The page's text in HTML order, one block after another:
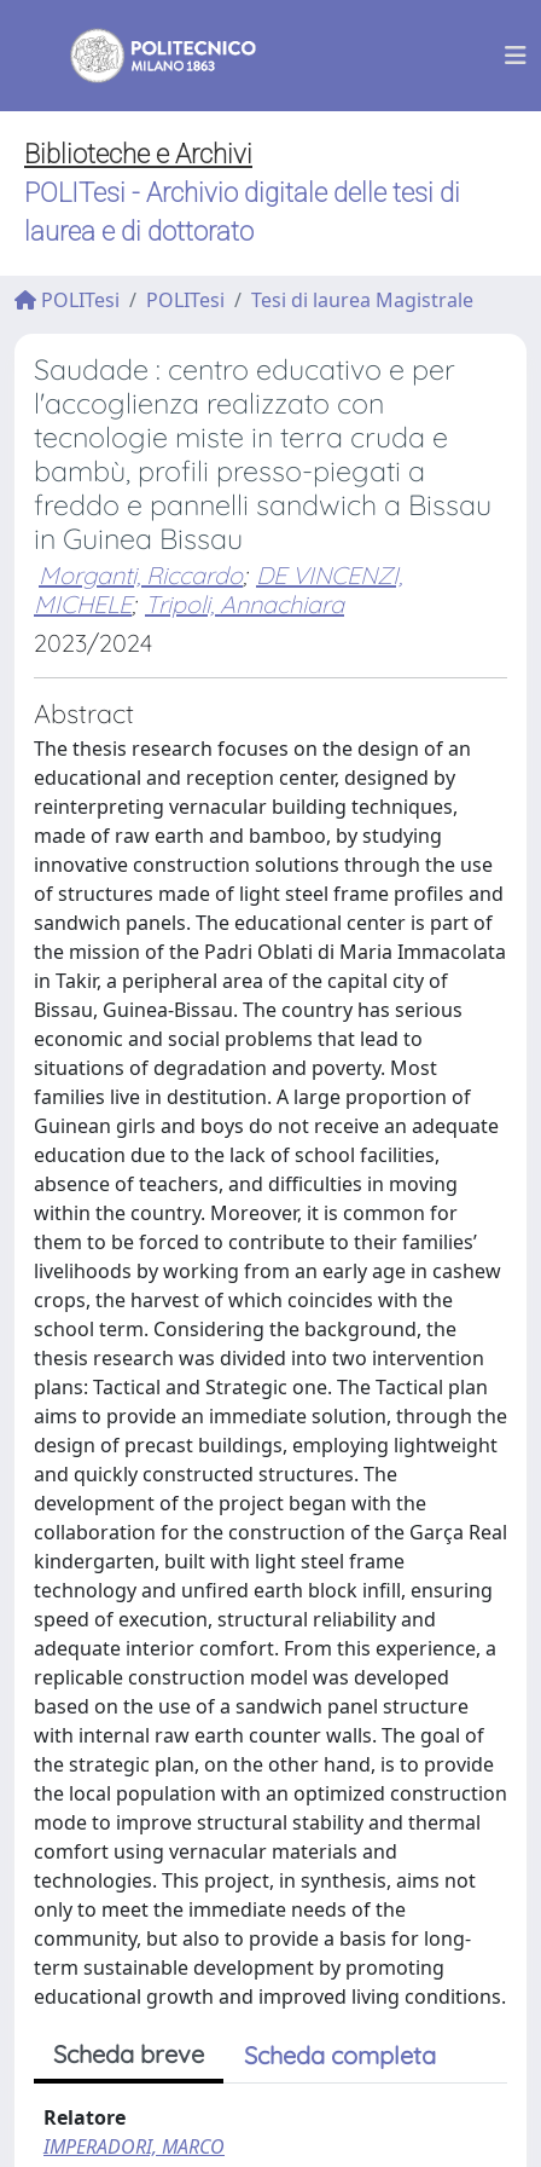
Biblioteche e Archivi
POLITesi - Archivio digitale delle tesi di
laurea e di dottorato
POLITesi POLITesi Tesi di laurea Magistrale
Saudade : centro educativo e per
l'accoglienza realizzato con
tecnologie miste in terra cruda e
bambù, profili presso-piegati a
freddo e pannelli sandwich a Bissau
in Guinea Bissau
Morganti, Riccardo; DE VINCENZI,
MICHELE; Tripoli, Annachiara
2023/2024
Abstract
The thesis research focuses on the design of an
educational and reception center, designed by
reinterpreting vernacular building techniques,
made of raw earth and bamboo, by studying
innovative construction solutions through the use
of structures made of light steel frame profiles and
sandwich panels. The educational center is part of
the mission of the Padri Oblati di Maria Immacolata
in Takir, a peripheral area of the capital city of
Bissau, Guinea-Bissau. The country has serious
economic and social problems that lead to
situations of degradation and poverty. Most
families live in destitution. A large proportion of
Guinean girls and boys do not receive an adequate
education due to the lack of school facilities,
absence of teachers, and difficulties in moving
within the country. Moreover, it is common for
them to be forced to contribute to their families’
livelihoods by working from an early age in cashew
crops, the harvest of which coincides with the
school term. Considering the background, the
thesis research was divided into two intervention
plans: Tactical and Strategic one. The Tactical plan
aims to provide an immediate solution, through the
design of precast buildings, employing lightweight
and quickly constructed structures. The
development of the project began with the
collaboration for the construction of the Garça Real
kindergarten, built with light steel frame
technology and unfired earth block infill, ensuring
speed of execution, structural reliability and
adequate interior comfort. From this experience, a
replicable construction model was developed
based on the use of a sandwich panel structure
with internal raw earth counter walls. The goal of
the strategic plan, on the other hand, is to provide
the local population with an optimized construction
mode to improve structural stability and thermal
comfort using vernacular materials and
technologies. This project, in synthesis, aims not
only to meet the immediate needs of the
community, but also to provide a basis for long-
term sustainable development by promoting
educational growth and improved living conditions.
Scheda breve Scheda completa
Relatore
IMPERADORI, MARCO